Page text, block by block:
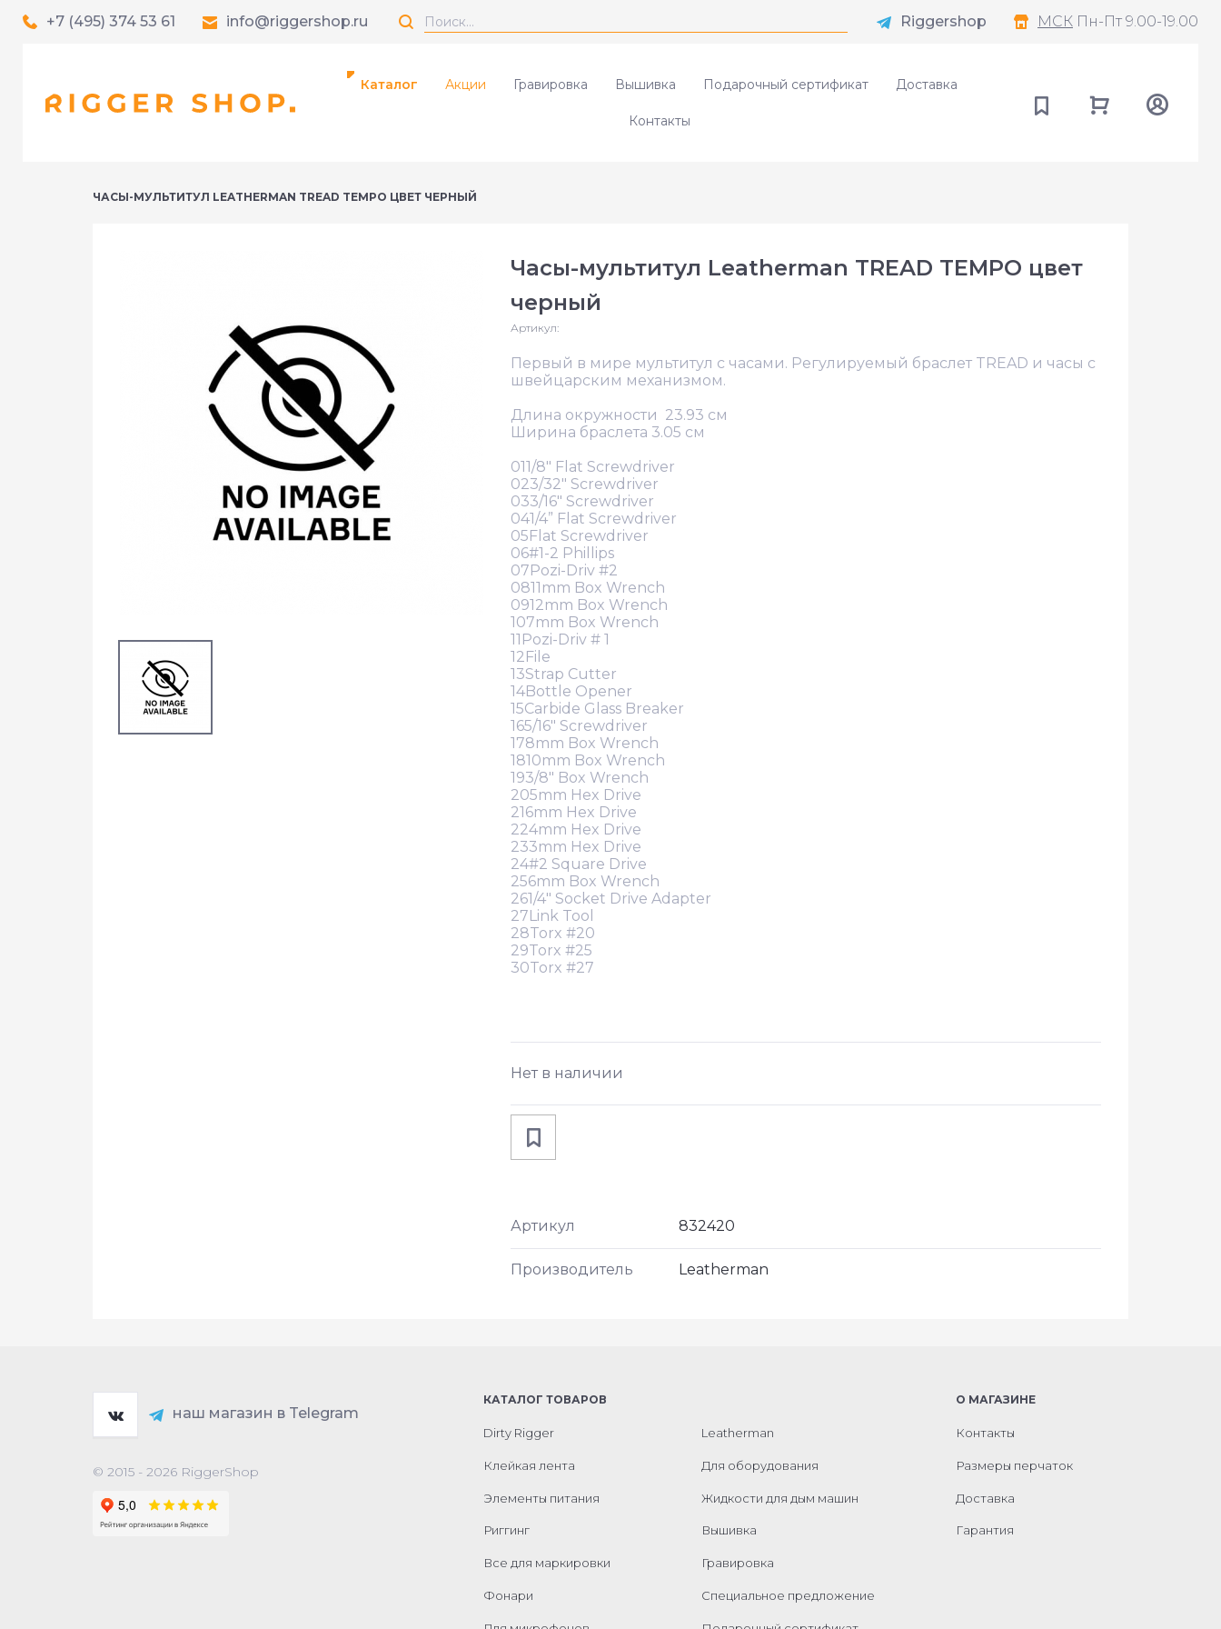
+7 (495) 374 53 61 info@riggershop.ru Riggershop МСК Пн-Пт 9.00-19.00
Каталог Акции Гравировка Вышивка Подарочный сертификат Доставка
Контакты
ЧАСЫ-МУЛЬТИТУЛ LEATHERMAN TREAD TEMPO ЦВЕТ ЧЕРНЫЙ
Часы-мультитул Leatherman TREAD TEMPO цвет
черный
Артикул:
Первый в мире мультитул с часами. Регулируемый браслет TREAD и часы с
швейцарским механизмом.
Длина окружности 23.93 см
Ширина браслета 3.05 см
011/8" Flat Screwdriver
023/32" Screwdriver
033/16" Screwdriver
041/4” Flat Screwdriver
05Flat Screwdriver
06#1-2 Phillips
07Pozi-Driv #2
0811mm Box Wrench
0912mm Box Wrench
107mm Box Wrench
11Pozi-Driv # 1
12File
13Strap Cutter
14Bottle Opener
15Carbide Glass Breaker
165/16" Screwdriver
178mm Box Wrench
1810mm Box Wrench
193/8" Box Wrench
205mm Hex Drive
216mm Hex Drive
224mm Hex Drive
233mm Hex Drive
24#2 Square Drive
256mm Box Wrench
261/4" Socket Drive Adapter
27Link Tool
28Torx #20
29Torx #25
30Torx #27
Нет в наличии
Артикул 832420
Производитель Leatherman
наш магазин в Telegram
© 2015 - 2026 RiggerShop
КАТАЛОГ ТОВАРОВ
Dirty Rigger
Клейкая лента
Элементы питания
Риггинг
Все для маркировки
Фонари
Leatherman
Для оборудования
Жидкости для дым машин
Вышивка
Гравировка
Специальное предложение
О МАГАЗИНЕ
Контакты
Размеры перчаток
Доставка
Гарантия